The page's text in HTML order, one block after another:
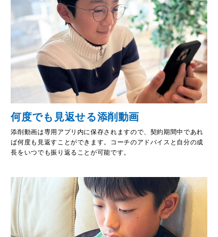
何度でも見返せる添削動画
添削動画は専用アプリ内に保存されますので、契約期間中であれ
ば何度も見返すことができます。コーチのアドバイスと自分の成
長をいつでも振り返ることが可能です。